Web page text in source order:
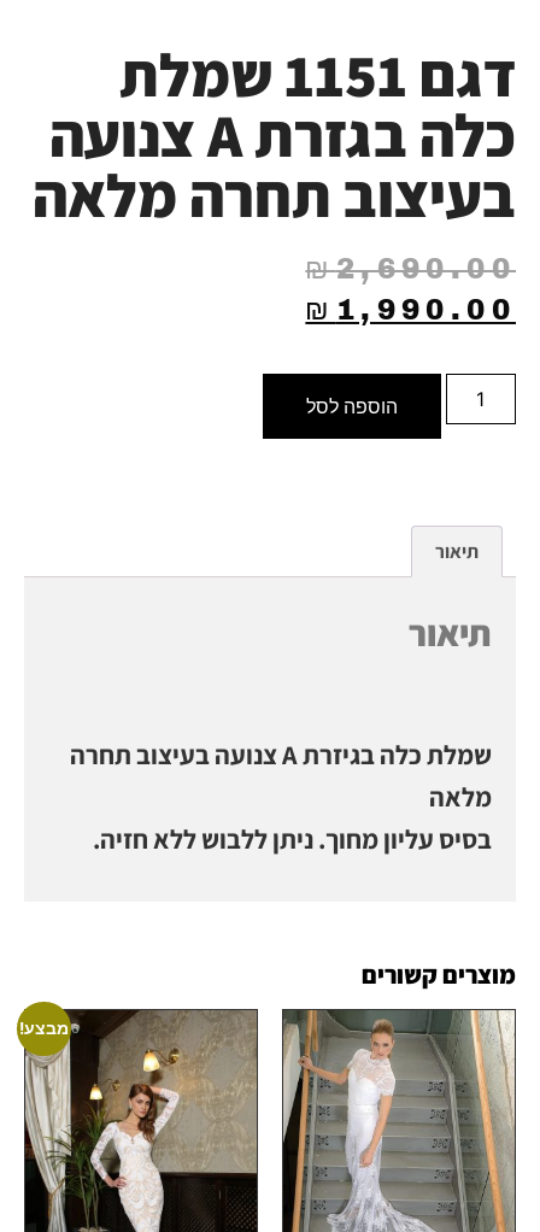
דגם 1151 שמלת
כלה בגזרת A צנועה
בעיצוב תחרה מלאה
₪2,690.00
₪ 1,990.00
הוספה לסל
מוצרים קשורים
מבצע!
תיאור
תיאור
שמלת כלה בגיזרת A צנועה בעיצוב תחרה
מלאה
בסיס עליון מחוך. ניתן ללבוש ללא חזיה.